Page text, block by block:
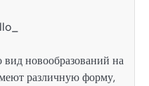
новообразований на
различную форму,